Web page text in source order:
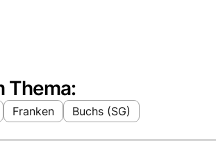
Thema:
Franken Buchs (SG)